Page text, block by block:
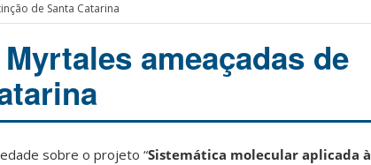
de Santa Catarina
ameaçadas de
sobre o projeto “Sistemática molecular aplicada à